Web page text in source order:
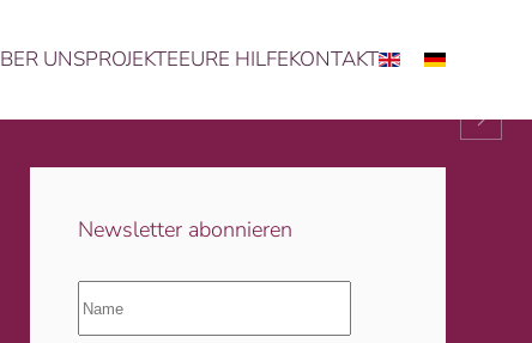
UNSPROJEKTEEURE HILFEKONTAKT
Newsletter abonnieren